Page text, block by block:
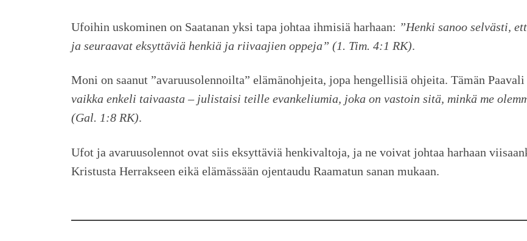
Ufoihin uskominen on Saatanan yksi tapa johtaa ihmisiä harhaan: ”Henki sanoo selvästi,
ja seuraavat eksyttäviä henkiä ja riivaajien oppeja” (1. Tim. 4:1 RK).
Moni on saanut ”avaruusolennoilta” elämänohjeita, jopa hengellisiä ohjeita. Tämän
vaikka enkeli taivaasta – julistaisi teille evankeliumia, joka on vastoin sitä, minkä me
(Gal. 1:8 RK).
Ufot ja avaruusolennot ovat siis eksyttäviä henkivaltoja, ja ne voivat johtaa harhaan
Kristusta Herrakseen eikä elämässään ojentaudu Raamatun sanan mukaan.